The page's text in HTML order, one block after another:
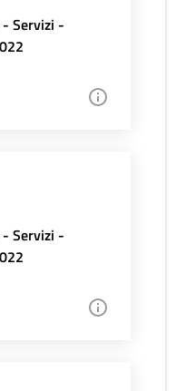
Servizi -
Servizi -